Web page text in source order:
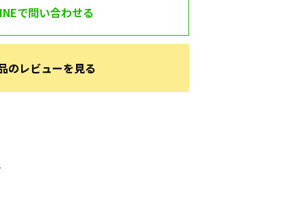
で問い合わせる
のレビューを見る